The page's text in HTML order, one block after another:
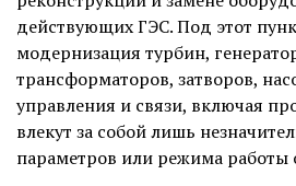
действующих ГЭС. Под этот
модернизация турбин,
трансформаторов, затворов,
управления и связи, включая
влекут за собой лишь
параметров или режима работы